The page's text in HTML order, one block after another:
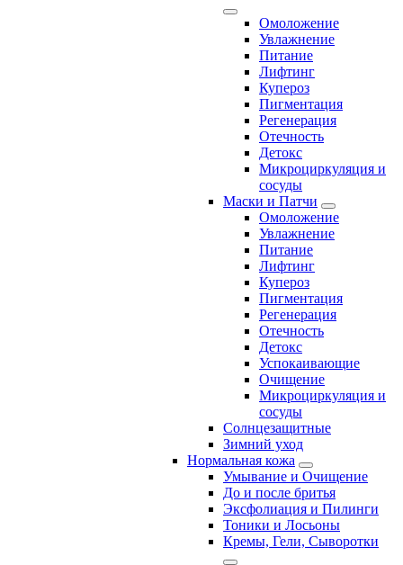
Омоложение
Увлажнение
Питание
Лифтинг
Купероз
Пигментация
Регенерация
Отечность
Детокс
Микроциркуляция и
сосуды
Маски и Патчи
Омоложение
Увлажнение
Питание
Лифтинг
Купероз
Пигментация
Регенерация
Отечность
Детокс
Успокаивающие
Очищение
Микроциркуляция и
сосуды
Солнцезащитные
Зимний уход
Нормальная кожа
Умывание и Очищение
До и после бритья
Эксфолиация и Пилинги
Тоники и Лосьоны
Кремы, Гели, Сыворотки